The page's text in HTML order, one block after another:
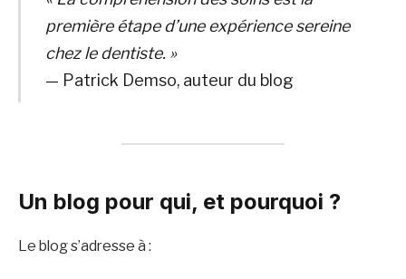
première étape d’une expérience sereine
chez le dentiste. »
— Patrick Demso, auteur du blog
Un blog pour qui, et pourquoi ?
Le blog s’adresse à :